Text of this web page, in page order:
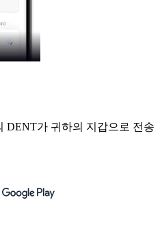
DENT가 귀하의 지갑으로 전송